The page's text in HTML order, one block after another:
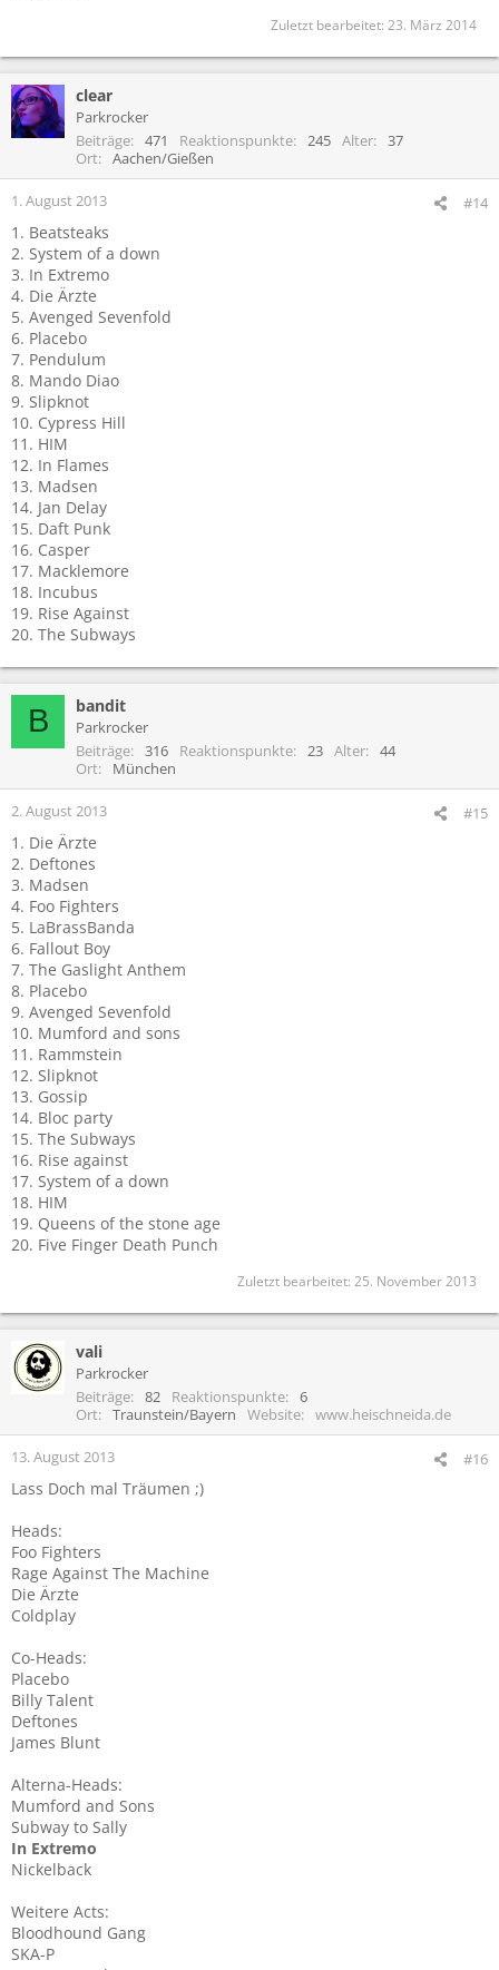
Zuletzt bearbeitet: 23. März 2014
clear
Parkrocker
Beiträge
471 Reaktionspunkte 245 Alter
37
Ort
Aachen/Gießen
1. August 2013 #14
1. Beatsteaks
2. System of a down
3. In Extremo
4. Die Ärzte
5. Avenged Sevenfold
6. Placebo
7. Pendulum
8. Mando Diao
9. Slipknot
10. Cypress Hill
11. HIM
12. In Flames
13. Madsen
14. Jan Delay
15. Daft Punk
16. Casper
17. Macklemore
18. Incubus
19. Rise Against
20. The Subways
B bandit
Parkrocker
Beiträge
316 Reaktionspunkte 23 Alter
44
Ort
München
2. August 2013 #15
1. Die Ärzte
2. Deftones
3. Madsen
4. Foo Fighters
5. LaBrassBanda
6. Fallout Boy
7. The Gaslight Anthem
8. Placebo
9. Avenged Sevenfold
10. Mumford and sons
11. Rammstein
12. Slipknot
13. Gossip
14. Bloc party
15. The Subways
16. Rise against
17. System of a down
18. HIM
19. Queens of the stone age
20. Five Finger Death Punch
Zuletzt bearbeitet: 25. November 2013
vali
Parkrocker
Beiträge
82 Reaktionspunkte
6
Ort
Traunstein/Bayern Website www.heischneida.de
13. August 2013 #16
Lass Doch mal Träumen ;)
Heads:
Foo Fighters
Rage Against The Machine
Die Ärzte
Coldplay
Co-Heads:
Placebo
Billy Talent
Deftones
James Blunt
Alterna-Heads:
Mumford and Sons
Subway to Sally
In Extremo
Nickelback
Weitere Acts:
Bloodhound Gang
SKA-P